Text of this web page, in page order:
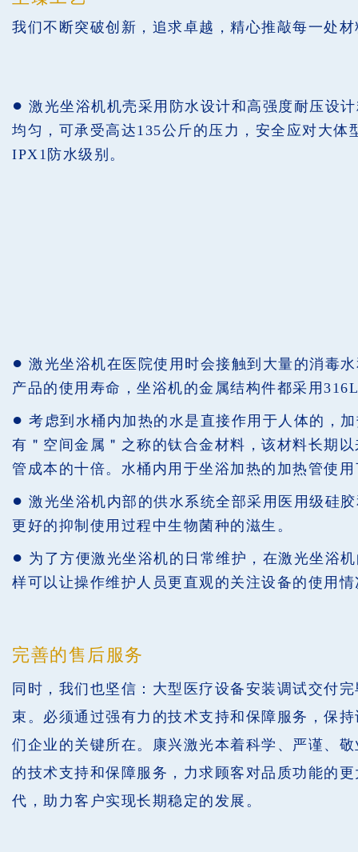
我们不断突破创新，追求卓越，精心推敲每一处
● 激光坐浴机机壳采用防水设计和高强度耐压设
均匀，可承受高达135公斤的压力，安全应对大体
IPX1防水级别。
● 激光坐浴机在医院使用时会接触到大量的消毒
产品的使用寿命，坐浴机的金属结构件都采用
● 考虑到水桶内加热的水是直接作用于人体的，
有＂空间金属＂之称的钛合金材料，该材料长期
管成本的十倍。水桶内用于坐浴加热的加热管使
● 激光坐浴机内部的供水系统全部采用医用级硅
更好的抑制使用过程中生物菌种的滋生。
● 为了方便激光坐浴机的日常维护，在激光坐浴
样可以让操作维护人员更直观的关注设备的使用
完善的售后服务
同时，我们也坚信：大型医疗设备安装调试交付
束。必须通过强有力的技术支持和保障服务，保
们企业的关键所在。康兴激光本着科学、严谨、
的技术支持和保障服务，力求顾客对品质功能的
代，助力客户实现长期稳定的发展。